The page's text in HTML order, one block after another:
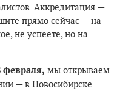
Аккредитация —
прямо сейчас — на
не успеете, но на
февраля, мы открываем
— в Новосибирске.